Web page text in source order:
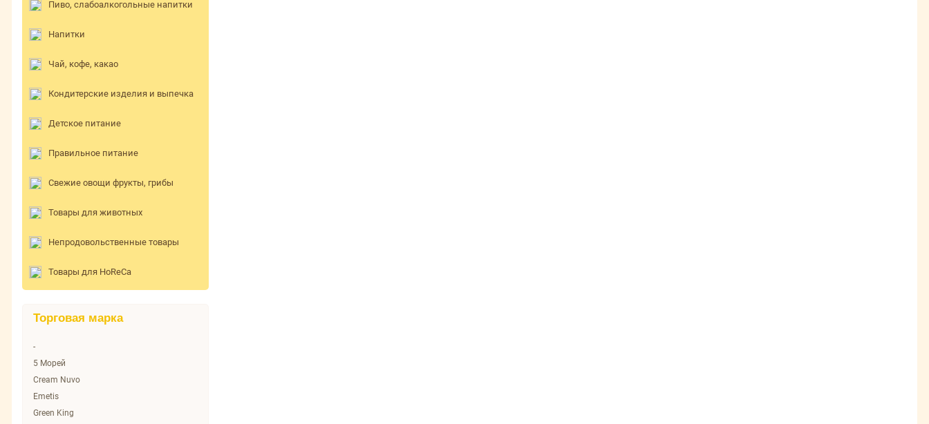
Пиво, слабоалкогольные напитки
Напитки
Чай, кофе, какао
Кондитерские изделия и выпечка
Детское питание
Правильное питание
Свежие овощи фрукты, грибы
Товары для животных
Непродовольственные товары
Товары для HoReCa
Торговая марка
-
5 Морей
Cream Nuvo
Emetis
Green King